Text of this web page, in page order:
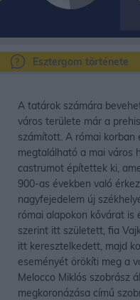
Esztergom története
A tatárok számára
város területe már a
számított. A római korban
megtalálható a mai város
castrumot építettek ki,
900-as években való
nagyfejedelem új
római alapokon kővárat
szerint itt született, fia
itt keresztelkedett, majd
eseményét örökíti meg a
Melocco Miklós szobrász
megkoronázása című